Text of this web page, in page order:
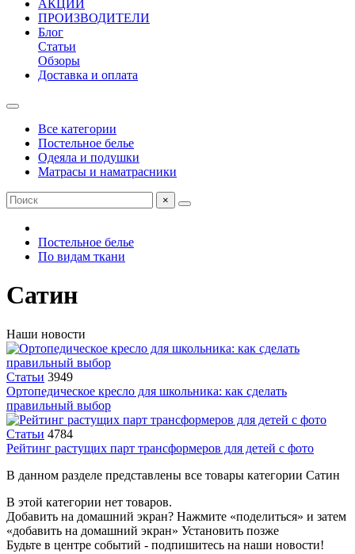
АКЦИИ
ПРОИЗВОДИТЕЛИ
Блог
Статьи
Обзоры
Доставка и оплата
Все категории
Постельное белье
Одеяла и подушки
Матрасы и наматрасники
×
Постельное белье
По видам ткани
Сатин
Наши новости
Статьи 3949
Ортопедическое кресло для школьника: как сделать
правильный выбор
Статьи 4784
Рейтинг растущих парт трансформеров для детей с фото
В данном разделе представлены все товары категории Сатин
В этой категории нет товаров.
Добавить на домашний экран? Нажмите «поделиться» и затем
«добавить на домашний экран» Установить позже
Будьте в центре событий - подпишитесь на наши новости!